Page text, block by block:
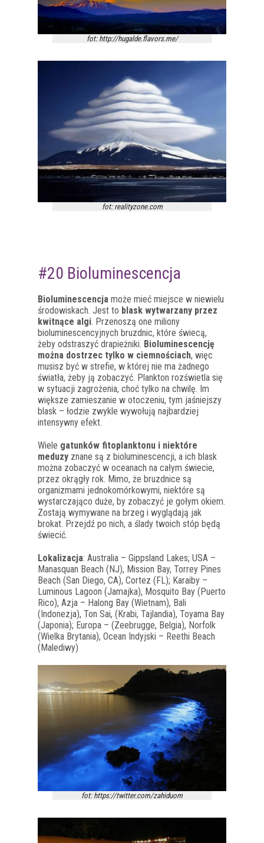
fot: http://hugalde.flavors.me/
fot: realityzone.com
#20 Bioluminescencja
Bioluminescencja może mieć miejsce w niewielu
środowiskach. Jest to blask wytwarzany przez
kwitnące algi. Przenoszą one miliony
bioluminescencyjnych bruzdnic, które świecą,
żeby odstraszyć drapieżniki. Bioluminescencję
można dostrzec tylko w ciemnościach, więc
musisz być w strefie, w której nie ma żadnego
światła, żeby ją zobaczyć. Plankton rozświetla się
w sytuacji zagrożenia, choć tylko na chwilę. Im
większe zamieszanie w otoczeniu, tym jaśniejszy
blask – łodzie zwykle wywołują najbardziej
intensywny efekt.
Wiele gatunków fitoplanktonu i niektóre
meduzy znane są z bioluminescencji, a ich blask
można zobaczyć w oceanach na całym świecie,
przez okrągły rok. Mimo, że bruzdnice są
organizmami jednokomórkowymi, niektóre są
wystarczająco duże, by zobaczyć je gołym okiem.
Zostają wymywane na brzeg i wyglądają jak
brokat. Przejdź po nich, a ślady twoich stóp będą
świecić.
Lokalizacja: Australia – Gippsland Lakes; USA –
Manasquan Beach (NJ), Mission Bay, Torrey Pines
Beach (San Diego, CA), Cortez (FL); Karaiby –
Luminous Lagoon (Jamajka), Mosquito Bay (Puerto
Rico), Azja – Halong Bay (Wietnam), Bali
(Indonezja), Ton Sai, (Krabi, Tajlandia), Toyama Bay
(Japonia); Europa – (Zeebrugge, Belgia), Norfolk
(Wielka Brytania), Ocean Indyjski – Reethi Beach
(Malediwy)
fot: https://twitter.com/zahiduom